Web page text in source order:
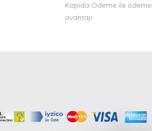
Kapıda Ödeme ile ödeme
avantajı